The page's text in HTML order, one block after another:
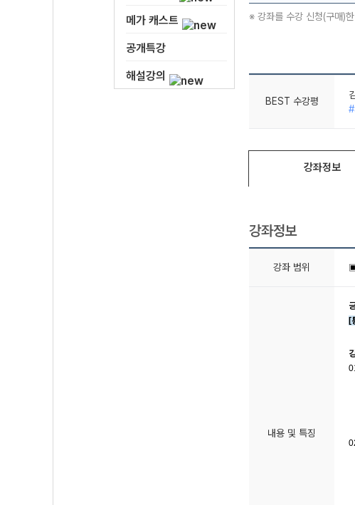
메가 캐스트
공개특강
해설강의
※ 강좌를 수강 신청(구매)
BEST 수강평
강좌정보
강좌정보
강좌 범위
내용 및 특징
[